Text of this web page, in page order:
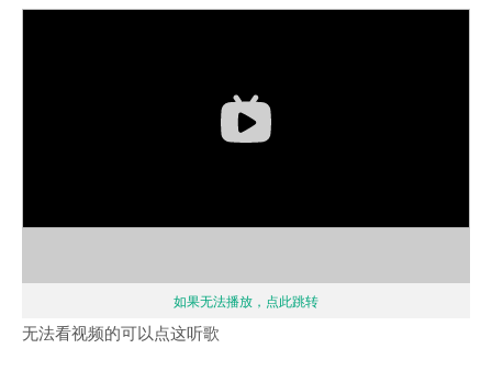
如果无法播放，点此跳转
无法看视频的可以点这听歌